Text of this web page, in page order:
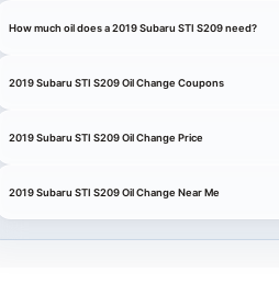
How much oil does a 2019 Subaru STI S209 need?
2019 Subaru STI S209 Oil Change Coupons
2019 Subaru STI S209 Oil Change Price
2019 Subaru STI S209 Oil Change Near Me